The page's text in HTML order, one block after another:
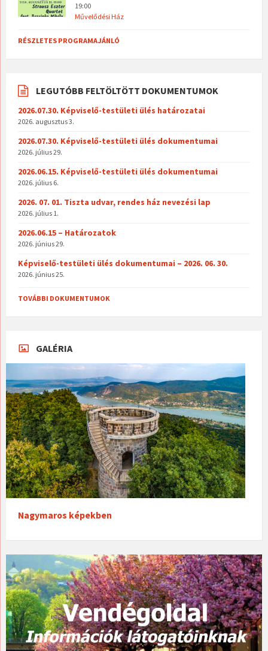
19:00
Művelődési Ház
RÉSZLETES PROGRAMAJÁNLÓ
LEGUTÓBB FELTÖLTÖTT DOKUMENTUMOK
2026.07.30. Képviselő-testületi ülés határozatai
2026. augusztus 3.
2026.07.30. Képviselő-testületi ülés dokumentumai
2026. július 29.
2026.06.15. Képviselő-testületi ülés dokumentumai
2026. július 6.
2026. 07. 01. Tiszta udvar, rendes ház nevezési lap
2026. július 1.
2026.06.15 – Határozatok
2026. június 29.
Képviselő-testületi ülés dokumentumai – 2026. 06. 30.
2026. június 25.
TOVÁBBI DOKUMENTUMOK
GALÉRIA
Nagymaros képekben